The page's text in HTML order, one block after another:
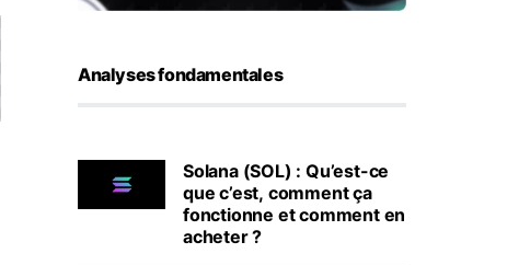
Analyses fondamentales
Solana (SOL) : Qu’est-ce
que c’est, comment ça
fonctionne et comment en
acheter ?